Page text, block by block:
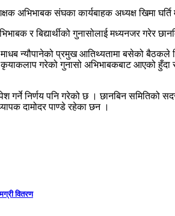
अभिभाबक संघका कार्यबाहक अध्यक्ष खिमा
र बिद्यार्थीको गुनासोलाई मध्यनजर गरेर
न्यौपानेको प्रमुख आतिथ्यतामा बसेको बैठकले
गरेको गुनासो अभिभाबकबाट आएको हुँदा
गर्ने निर्णय पनि गरेको छ । छानबिन समितिको
दामोदर पाण्डे रहेका छन ।
वितरण